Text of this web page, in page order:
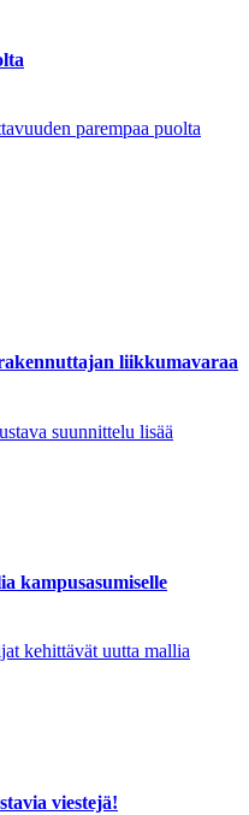
parempaa puolta
liikkumavaraa
suunnittelu lisää
kampusasumiselle
kehittävät uutta mallia
viestejä!